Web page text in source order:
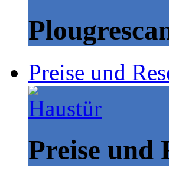
Preise und
Preise und